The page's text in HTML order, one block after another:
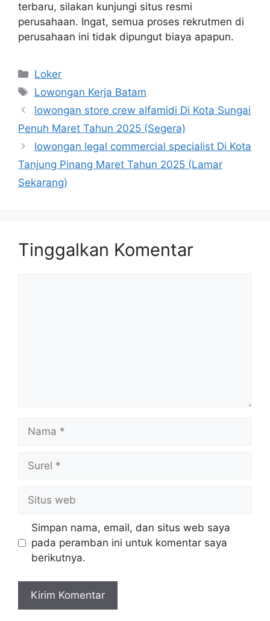
terbaru, silakan kunjungi situs resmi
perusahaan. Ingat, semua proses rekrutmen di
perusahaan ini tidak dipungut biaya apapun.
Kategori
Loker
Tag
Lowongan Kerja Batam
lowongan store crew alfamidi Di Kota Sungai
Penuh Maret Tahun 2025 (Segera)
lowongan legal commercial specialist Di Kota
Tanjung Pinang Maret Tahun 2025 (Lamar
Sekarang)
Tinggalkan Komentar
Nama
Surel
Situs
web
Simpan nama, email, dan situs web saya
pada peramban ini untuk komentar saya
berikutnya.